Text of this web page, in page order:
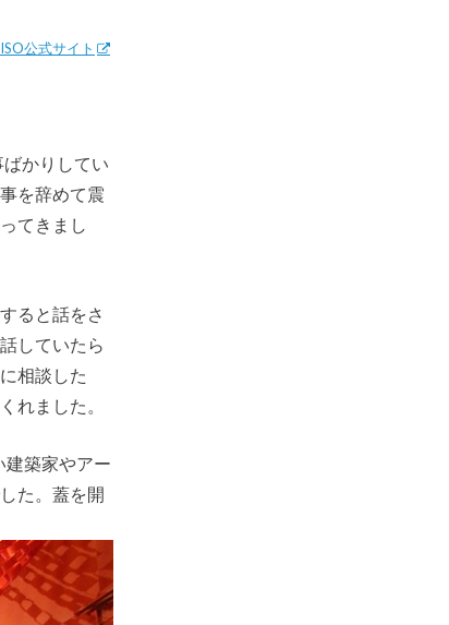
公式サイト
かりしてい
を辞めて震
てきまし
ると話をさ
していたら
相談した
れました。
築家やアー
た。蓋を開